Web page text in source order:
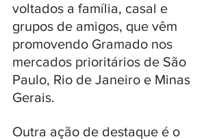
voltados a família, casal e
grupos de amigos, que vêm
promovendo Gramado nos
mercados prioritários de São
Paulo, Rio de Janeiro e Minas
Gerais.
Outra ação de destaque é o